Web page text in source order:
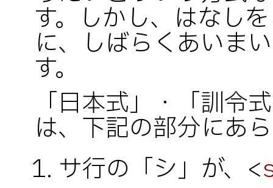
す。しかし、はなし
に、しばらくあいま
す。
「日本式」・「訓令
は、下記の部分にあ
サ行の「シ」が、<